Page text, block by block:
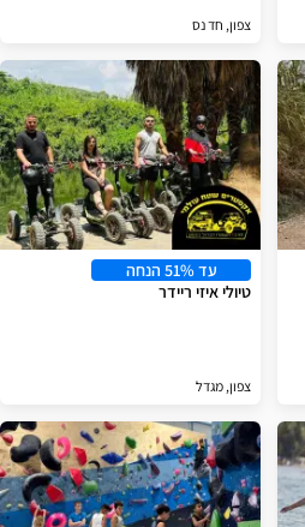
צפון, חד נס
עד 51% הנחה
טיולי איזי ריידר
צפון, מגדל